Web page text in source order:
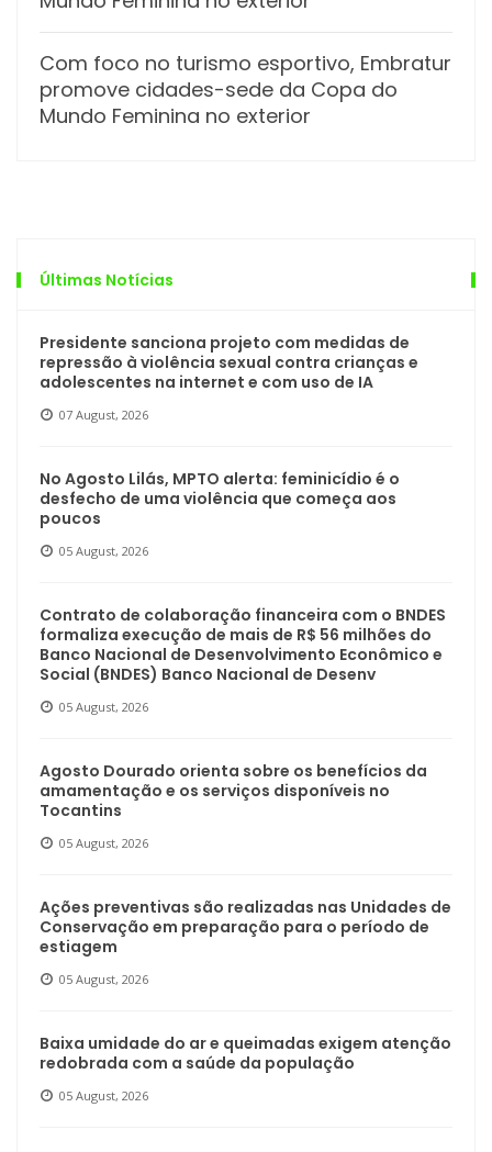
Com foco no turismo esportivo, Embratur
promove cidades-sede da Copa do
Mundo Feminina no exterior
Últimas Notícias
Presidente sanciona projeto com medidas de
repressão à violência sexual contra crianças e
adolescentes na internet e com uso de IA
07 August, 2026
No Agosto Lilás, MPTO alerta: feminicídio é o
desfecho de uma violência que começa aos
poucos
05 August, 2026
Contrato de colaboração financeira com o BNDES
formaliza execução de mais de R$ 56 milhões do
Banco Nacional de Desenvolvimento Econômico e
Social (BNDES) Banco Nacional de Desenv
05 August, 2026
Agosto Dourado orienta sobre os benefícios da
amamentação e os serviços disponíveis no
Tocantins
05 August, 2026
Ações preventivas são realizadas nas Unidades de
Conservação em preparação para o período de
estiagem
05 August, 2026
Baixa umidade do ar e queimadas exigem atenção
redobrada com a saúde da população
05 August, 2026